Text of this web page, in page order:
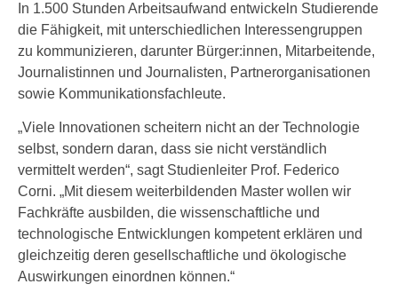
In 1.500 Stunden Arbeitsaufwand entwickeln Studierende
die Fähigkeit, mit unterschiedlichen Interessengruppen
zu kommunizieren, darunter Bürger:innen, Mitarbeitende,
Journalistinnen und Journalisten, Partnerorganisationen
sowie Kommunikationsfachleute.
„Viele Innovationen scheitern nicht an der Technologie
selbst, sondern daran, dass sie nicht verständlich
vermittelt werden“, sagt Studienleiter Prof. Federico
Corni. „Mit diesem weiterbildenden Master wollen wir
Fachkräfte ausbilden, die wissenschaftliche und
technologische Entwicklungen kompetent erklären und
gleichzeitig deren gesellschaftliche und ökologische
Auswirkungen einordnen können.“